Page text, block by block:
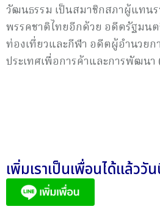
วัฒนธรรม เป็นสมาชิกสภาผู้แทน
พรรคชาติไทยอีกด้วย อดีตรัฐมนต
ท่องเที่ยวและกีฬา อดีตผู้อำนวยก
ประเทศเพื่อการค้าและการพัฒนา
เพิ่มเราเป็นเพื่อนได้แล้ววั